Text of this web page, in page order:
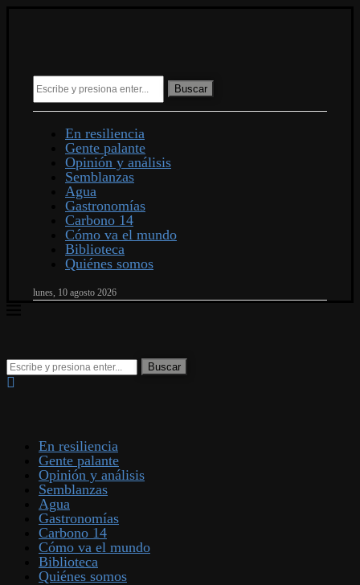
Buscar
En resiliencia
Gente palante
Opinión y análisis
Semblanzas
Agua
Gastronomías
Carbono 14
Cómo va el mundo
Biblioteca
Quiénes somos
lunes, 10 agosto 2026
En resiliencia
Gente palante
Opinión y análisis
Semblanzas
Agua
Gastronomías
Carbono 14
Cómo va el mundo
Biblioteca
Quiénes somos